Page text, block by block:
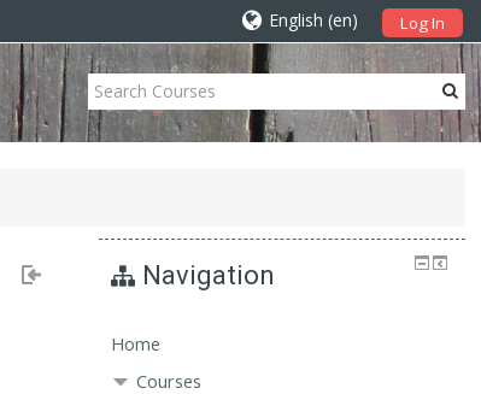
Log In
English ‎(en)‎
Navigation
Home
Courses